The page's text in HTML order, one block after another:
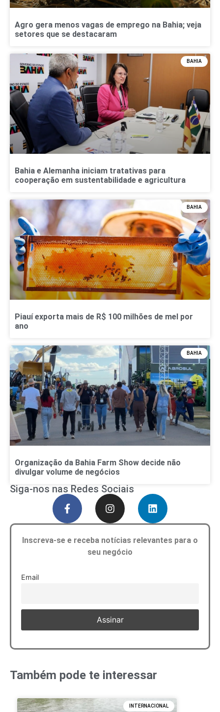
Agro gera menos vagas de emprego na Bahia; veja
setores que se destacaram
BAHIA
Bahia e Alemanha iniciam tratativas para
cooperação em sustentabilidade e agricultura
BAHIA
Piauí exporta mais de R$ 100 milhões de mel por
ano
BAHIA
Organização da Bahia Farm Show decide não
divulgar volume de negócios
Siga-nos nas Redes Sociais
Inscreva-se e receba notícias relevantes para o
seu negócio
Email
Também pode te interessar
INTERNACIONAL